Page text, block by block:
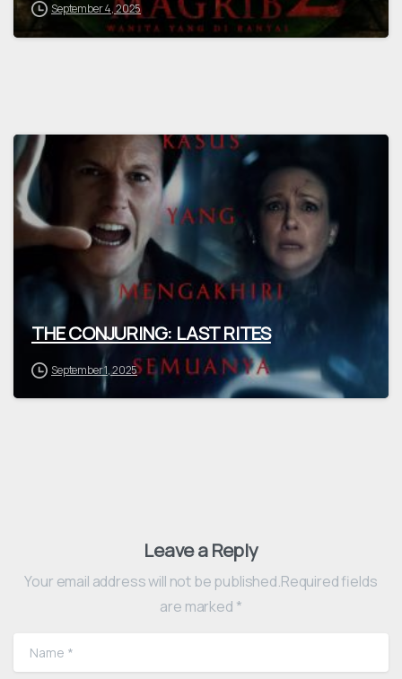
September 4, 2025
THE CONJURING: LAST RITES
September 1, 2025
Leave a Reply
Your email address will not be published.Required fields
are marked *
Name